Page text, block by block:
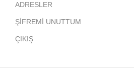
ADRESLER
ŞİFREMİ UNUTTUM
ÇIKIŞ